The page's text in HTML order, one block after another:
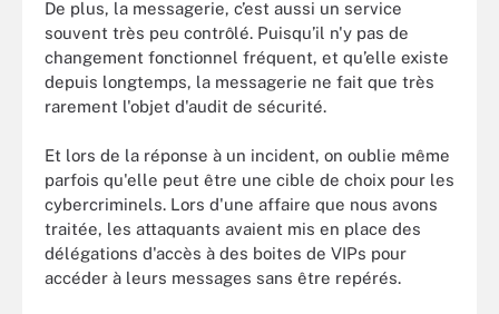
De plus, la messagerie, c’est aussi un service
souvent très peu contrôlé. Puisqu’il n'y pas de
changement fonctionnel fréquent, et qu’elle existe
depuis longtemps, la messagerie ne fait que très
rarement l'objet d'audit de sécurité.
Et lors de la réponse à un incident, on oublie même
parfois qu'elle peut être une cible de choix pour les
cybercriminels. Lors d'une affaire que nous avons
traitée, les attaquants avaient mis en place des
délégations d'accès à des boites de VIPs pour
accéder à leurs messages sans être repérés.